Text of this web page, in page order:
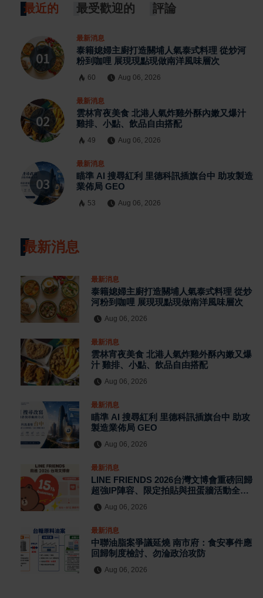
最近的 最受歡迎的 評論
最新消息
泰籍媳婦主廚打造關埔人氣泰式料理 從炒河
粉到咖哩 展現現點現做南洋風味層次
60 Aug 06, 2026
最新消息
雲林宵夜美食 北港人氣炸雞外酥內嫩又爆汁
雞排、小點、飲品自由搭配
49 Aug 06, 2026
最新消息
瞄準 AI 搜尋紅利 里德科訊插旗台中 助攻製造
業佈局 GEO
53 Aug 06, 2026
最新消息
最新消息
泰籍媳婦主廚打造關埔人氣泰式料理 從炒
河粉到咖哩 展現現點現做南洋風味層次
Aug 06, 2026
最新消息
雲林宵夜美食 北港人氣炸雞外酥內嫩又爆
汁 雞排、小點、飲品自由搭配
Aug 06, 2026
最新消息
瞄準 AI 搜尋紅利 里德科訊插旗台中 助攻
製造業佈局 GEO
Aug 06, 2026
最新消息
LINE FRIENDS 2026台灣文博會重磅回歸
超強IP陣容、限定拍貼與扭蛋牆活動全公
Aug 06, 2026
最新消息
中聯油脂案爭議延燒 南市府：食安事件應
回歸制度檢討、勿淪政治攻防
Aug 06, 2026